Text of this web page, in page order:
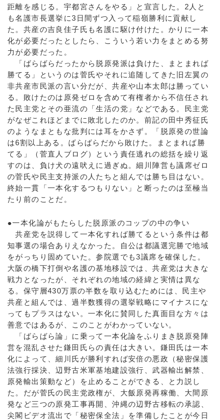
距離を感じる。宇都宮さんをやる」と宣言した。2人と
も名護市長選挙に3日間ずつ入って稲嶺勝利に貢献し
た。共産の吉良佳子氏も名護に駆け付けた。かりに一本
化が必要だったとしたら、こういう若い力をまとめる努
力が必要だった。
「ばらばらだったから脱原発派は負けた、まとまれば
勝てる」というのは菅氏やそれに追随してきた旧左翼の
非共産市民派の言い分だが、共産や山本太郎は勝ってい
る。敗けたのは原発ゼロを含めて有権者から不信任され
た民主党とその亜流の「生活の党」などである。民主党
がなぜこれほどまでに敗北したのか。前記の田中秀征氏
のようなまともな批判には耳をかさず。「脱原発の世論
は6割以上ある。ばらばらだから敗けた。まとまれば勝
てる」（菅直人ブログ）という責任逃れの総括を繰り返
すのは、負け犬の遠吠えに過ぎぬ。細川陣営も議席ゼロ
の菅氏や民主支持派の人たちと組んでは勝ち目はない。
終始一貫「一本化するつもりない」と断ったのは至極当
たり前のことだ。
●一本化論がもたらした脱原派のコップの中の争い
共産党を説得して一本化すれば勝てるという条件は都
知事選の場合ありえなかった。自公は都議選完勝で地域
をがっちり固めていた。参院選でも3議席を確保した。
大阪の橋下打倒や名護の基地移設では、共産党は大きな
戦力となったが、それぞれの地域の経緯と実情は異な
る。保守層430万票の半数を取り込むためには、民主や
共産と組んでは、過半数獲得の選挙戦略にマイナスにな
ってもプラスはない。一本化に賛同した真面目な方々は
善意ではあるが、このことがわかっていない。
「ばらばら論」に乗って一本化論をふりまき脱原発陣
営を混乱させた鎌田氏らの責任は大きい。鎌田氏は一本
化によって、細川氏が勝利すれば安倍の悪政（秘密保護
法強行採決、辺野古米軍基地建設強行、武器輸出解禁、
原発輸出策動など）を止めることができる、と力説し
た。だが菅氏の民主党政権が、大飯原発再稼働、大間原
発など三つの原発工事再開、沖縄の辺野古移転の承認、
尖閣ビデオ流出で「秘密保全法」を準備したことが今日